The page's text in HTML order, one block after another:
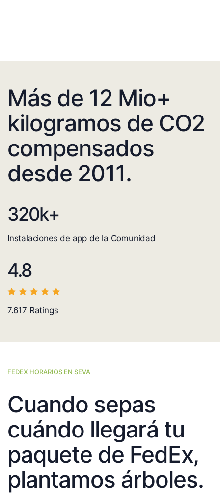
Más de 12 Mio+
kilogramos de CO2
compensados
desde 2011.
320k+
Instalaciones de app de la Comunidad
4.8
7.617 Ratings
FEDEX HORARIOS EN SEVA
Cuando sepas
cuándo llegará tu
paquete de FedEx,
plantamos árboles.